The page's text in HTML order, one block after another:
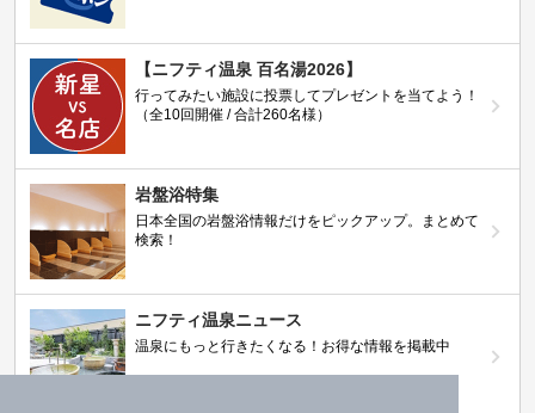
【ニフティ温泉 百名湯2026】
行ってみたい施設に投票してプレゼントを当てよう！
（全10回開催 / 合計260名様）
岩盤浴特集
日本全国の岩盤浴情報だけをピックアップ。まとめて
検索！
ニフティ温泉ニュース
温泉にもっと行きたくなる！お得な情報を掲載中